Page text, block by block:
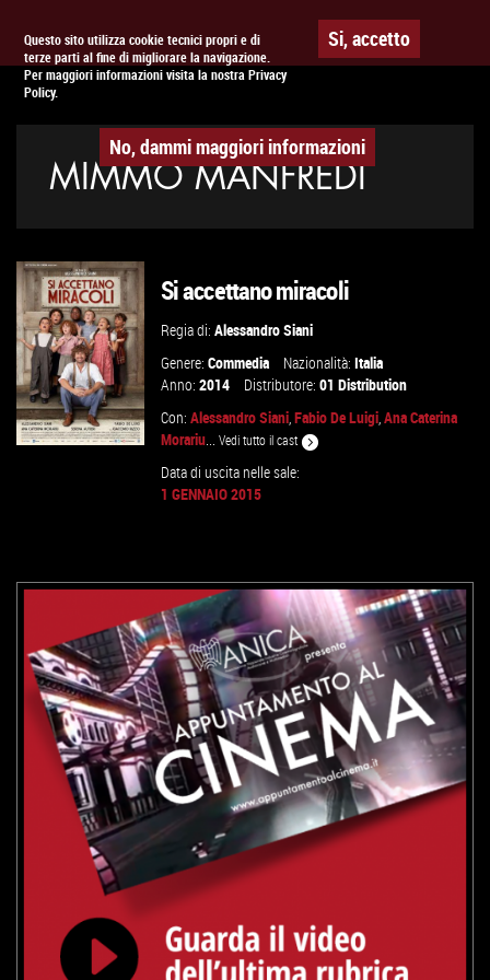
Questo sito utilizza cookie tecnici propri e di
terze parti al fine di migliorare la navigazione.
Per maggiori informazioni visita la nostra Privacy
Policy.
Si, accetto
No, dammi maggiori informazioni
APPUNTAMENTO AL CINEMA
MIMMO MANFREDI
VAI ALLA SCHEDA
Si accettano miracoli
Regia di:Alessandro Siani
Genere:Commedia Nazionalità:Italia
Anno:2014 Distributore:01 Distribution
Con:Alessandro Siani,Fabio De Luigi,Ana Caterina
Morariu...Vedi tutto il cast
Data di uscita nelle sale:
1 GENNAIO 2015